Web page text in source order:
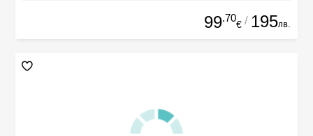
99.70
€ / 195лв.